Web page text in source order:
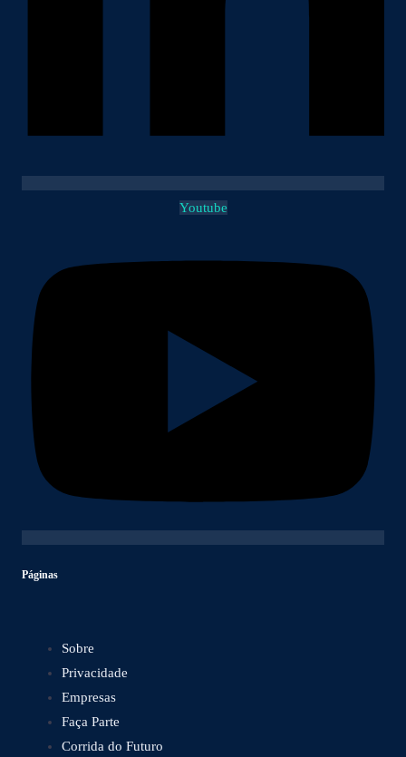
Youtube
Páginas
Sobre
Privacidade
Empresas
Faça Parte
Corrida do Futuro